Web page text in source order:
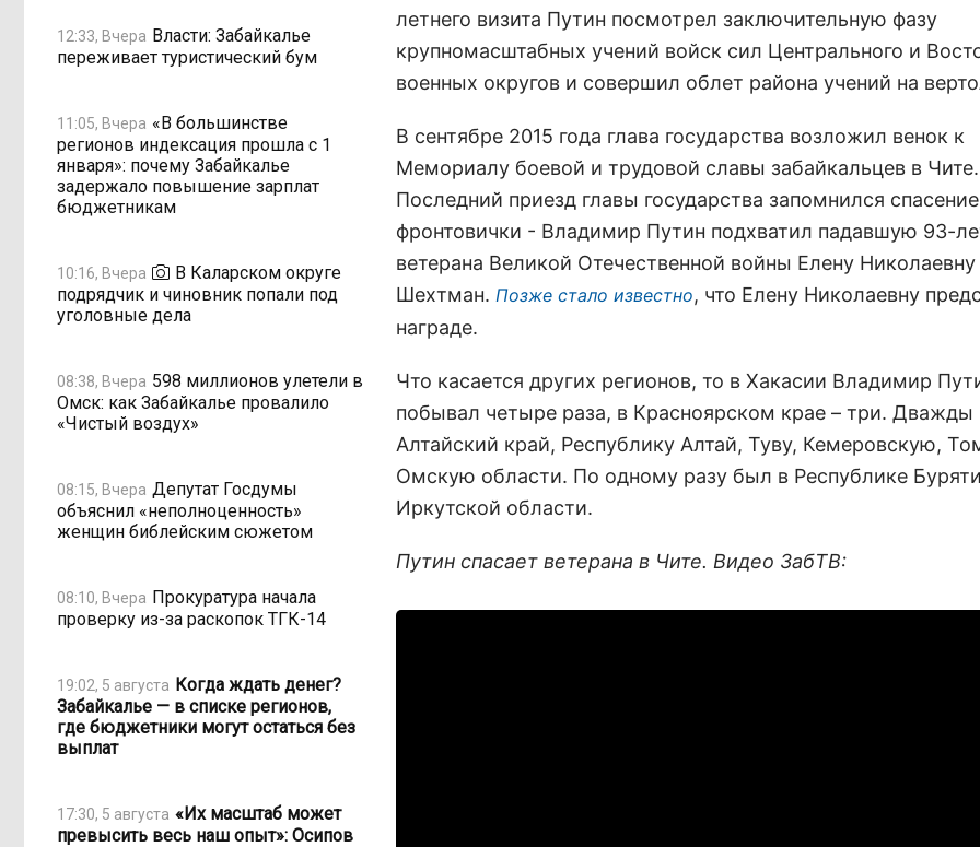
12:33, Вчера Власти: Забайкалье
переживает туристический бум
11:05, Вчера «В большинстве
регионов индексация прошла с 1
января»: почему Забайкалье
задержало повышение зарплат
бюджетникам
10:16, Вчера
В Каларском округе
подрядчик и чиновник попали под
уголовные дела
08:38, Вчера 598 миллионов улетели в
Омск: как Забайкалье провалило
«Чистый воздух»
08:15, Вчера Депутат Госдумы
объяснил «неполноценность»
женщин библейским сюжетом
08:10, Вчера Прокуратура начала
проверку из-за раскопок ТГК-14
19:02, 5 августа Когда ждать денег?
Забайкалье — в списке регионов,
где бюджетники могут остаться без
выплат
17:30, 5 августа «Их масштаб может
превысить весь наш опыт»: Осипов
летнего визита Путин посмотрел заключительную фазу
крупномасштабных учений войск сил Центрального и
военных округов и совершил облет района учений на
В сентябре 2015 года глава государства возложил венок к
Мемориалу боевой и трудовой славы забайкальцев в Чите.
Последний приезд главы государства запомнился
фронтовички - Владимир Путин подхватил падавшую 93-
ветерана Великой Отечественной войны Елену Николаевну
Шехтман. Позже стало известно, что Елену Николаевну
награде.
Что касается других регионов, то в Хакасии Владимир
побывал четыре раза, в Красноярском крае – три.
Алтайский край, Республику Алтай, Туву, Кемеровскую,
Омскую области. По одному разу был в Республике
Иркутской области.
Путин спасает ветерана в Чите. Видео ЗабТВ: